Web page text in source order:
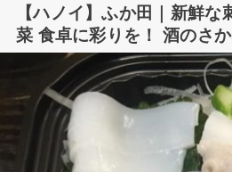
【ハノイ】ふか田｜新鮮
菜 食卓に彩りを！ 酒のさ